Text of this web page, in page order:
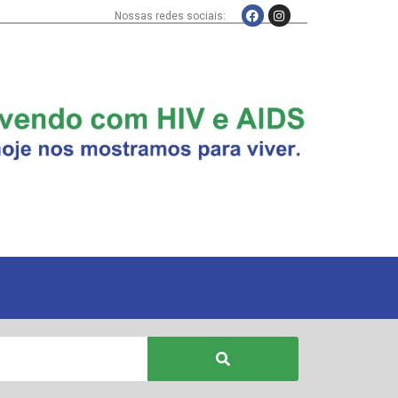
Nossas redes sociais: